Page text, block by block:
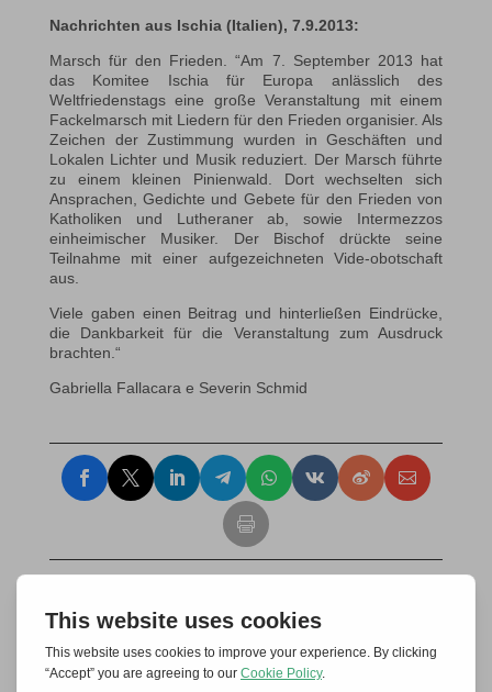
Nachrichten aus Ischia (Italien), 7.9.2013:
Marsch für den Frieden. “Am 7. September 2013 hat
das Komitee Ischia für Europa anlässlich des
Weltfriedenstags eine große Veranstaltung mit einem
Fackelmarsch mit Liedern für den Frieden organisier. Als
Zeichen der Zustimmung wurden in Geschäften und
Lokalen Lichter und Musik reduziert. Der Marsch führte
zu einem kleinen Pinienwald. Dort wechselten sich
Ansprachen, Gedichte und Gebete für den Frieden von
Katholiken und Lutheraner ab, sowie Intermezzos
einheimischer Musiker. Der Bischof drückte seine
Teilnahme mit einer aufgezeichneten Vide-obotschaft
aus.
Viele gaben einen Beitrag und hinterließen Eindrücke,
die Dankbarkeit für die Veranstaltung zum Ausdruck
brachten.“
Gabriella Fallacara e Severin Schmid
Einen Kommentar abschicken
Deine E-Mail-Adresse wird nicht veröffentlicht.
Erforderliche Felder sind mit*markiert